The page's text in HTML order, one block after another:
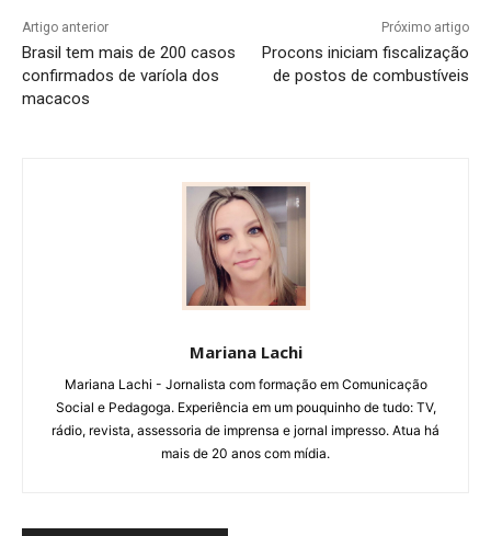
Artigo anterior
Brasil tem mais de 200 casos
confirmados de varíola dos
macacos
Próximo artigo
Procons iniciam fiscalização
de postos de combustíveis
Mariana Lachi
Mariana Lachi - Jornalista com formação em Comunicação
Social e Pedagoga. Experiência em um pouquinho de tudo: TV,
rádio, revista, assessoria de imprensa e jornal impresso. Atua há
mais de 20 anos com mídia.